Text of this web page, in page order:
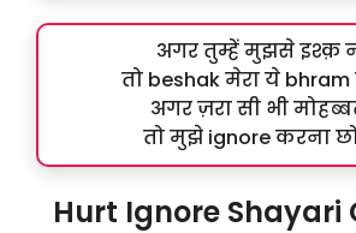
अगर तुम्हें मुझसे इश्क़
तो beshak मेरा ये bhram
अगर ज़रा सी भी
तो मुझे ignore करना
Hurt Ignore Shayari